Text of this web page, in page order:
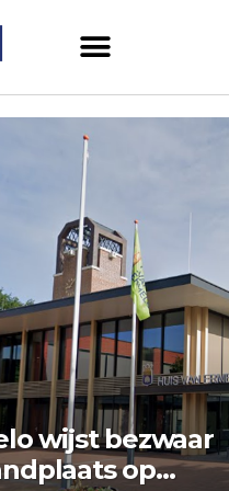
bezwaar
op